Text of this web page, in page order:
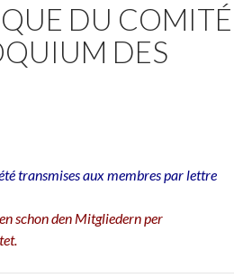
DU COMITÉ
DES
transmises aux membres par lettre
schon den Mitgliedern per